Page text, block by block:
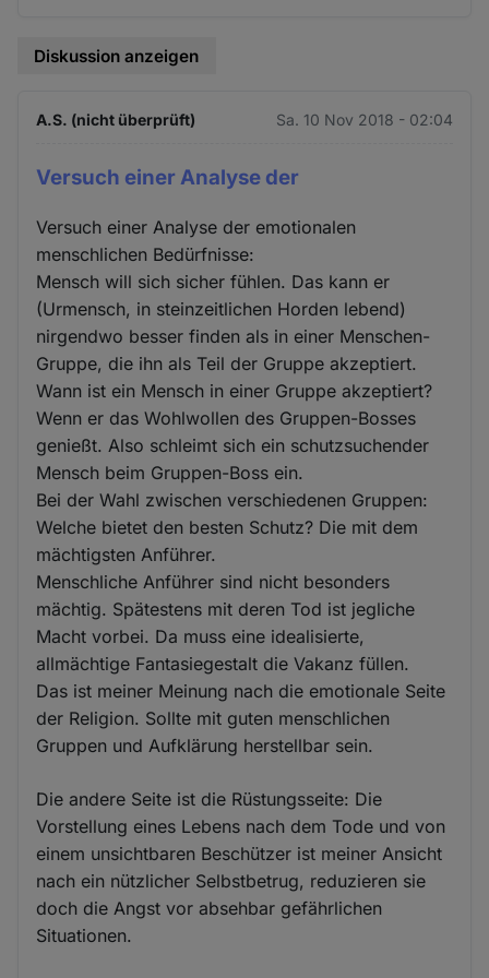
Diskussion anzeigen
A.S. (nicht überprüft) Sa. 10 Nov 2018 - 02:04
Versuch einer Analyse der
Versuch einer Analyse der emotionalen
menschlichen Bedürfnisse:
Mensch will sich sicher fühlen. Das kann er
(Urmensch, in steinzeitlichen Horden lebend)
nirgendwo besser finden als in einer Menschen-
Gruppe, die ihn als Teil der Gruppe akzeptiert.
Wann ist ein Mensch in einer Gruppe akzeptiert?
Wenn er das Wohlwollen des Gruppen-Bosses
genießt. Also schleimt sich ein schutzsuchender
Mensch beim Gruppen-Boss ein.
Bei der Wahl zwischen verschiedenen Gruppen:
Welche bietet den besten Schutz? Die mit dem
mächtigsten Anführer.
Menschliche Anführer sind nicht besonders
mächtig. Spätestens mit deren Tod ist jegliche
Macht vorbei. Da muss eine idealisierte,
allmächtige Fantasiegestalt die Vakanz füllen.
Das ist meiner Meinung nach die emotionale Seite
der Religion. Sollte mit guten menschlichen
Gruppen und Aufklärung herstellbar sein.
Die andere Seite ist die Rüstungsseite: Die
Vorstellung eines Lebens nach dem Tode und von
einem unsichtbaren Beschützer ist meiner Ansicht
nach ein nützlicher Selbstbetrug, reduzieren sie
doch die Angst vor absehbar gefährlichen
Situationen.